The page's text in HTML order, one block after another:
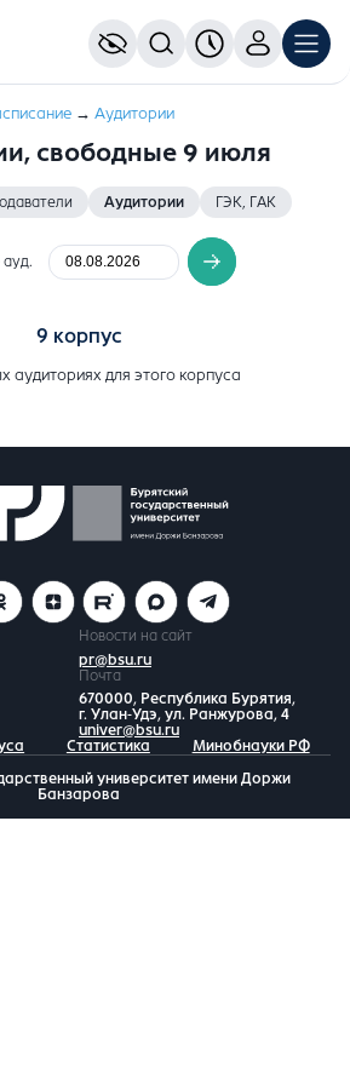
→ Aудитории
свободные 9 июля
Аудитории ГЭК, ГАК
9 корпус
аудиториях для этого корпуса
Новости на сайт
pr@bsu.ru
Почта
670000, Республика Бурятия,
г. Улан-Удэ, ул. Ранжурова, 4
univer@bsu.ru
Статистика Минобнауки РФ
университет имени Доржи
Банзарова